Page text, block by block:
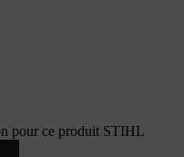
pour ce produit STIHL